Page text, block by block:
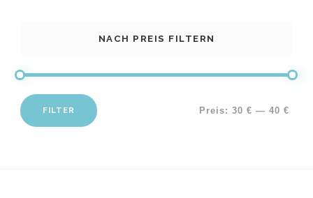
NACH PREIS FILTERN
FILTER Preis: 30 € — 40 €